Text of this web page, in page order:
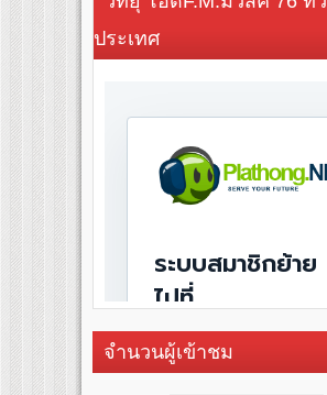
ประเทศ
จำนวนผู้เข้าชม